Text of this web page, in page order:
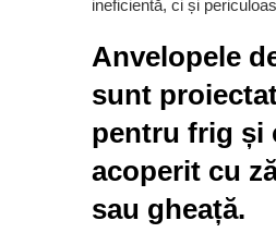
ineficientă, ci și
Anvelopele
sunt
pentru frig și
acoperit cu
sau gheață.